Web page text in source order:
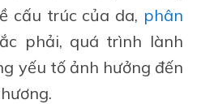
cấu trúc của da, phân
phải, quá trình lành
yếu tố ảnh hưởng đến